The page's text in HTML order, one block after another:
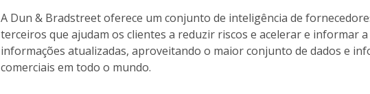
A Dun & Bradstreet oferece um conjunto de inteligência de
terceiros que ajudam os clientes a reduzir riscos e acelerar e informar
informações atualizadas, aproveitando o maior conjunto de dados e
comerciais em todo o mundo.